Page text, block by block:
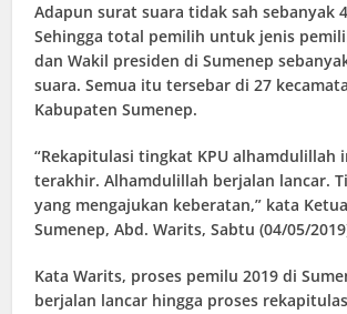
Adapun surat suara tidak sah sebanyak
Sehingga total pemilih untuk jenis
dan Wakil presiden di Sumenep
suara. Semua itu tersebar di 27
Kabupaten Sumenep.
“Rekapitulasi tingkat KPU alhamdulillah
terakhir. Alhamdulillah berjalan lancar.
yang mengajukan keberatan,” kata
Sumenep, Abd. Warits, Sabtu (04/05/
Kata Warits, proses pemilu 2019 di
berjalan lancar hingga proses